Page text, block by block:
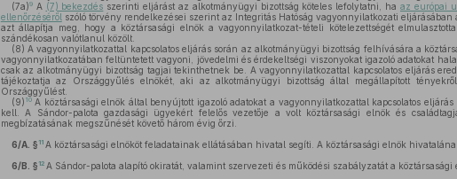
(7a)9A (7) bekezdés szerinti eljárást az alkotmányügyi bizottság köteles lefolytatni, ha az európai
ellenőrzéséről szóló törvény rendelkezései szerint az Integritás Hatóság vagyonnyilatkozati eljárásában
azt állapítja meg, hogy a köztársasági elnök a vagyonnyilatkozat-tételi kötelezettségét
szándékosan valótlanul közölt.
(8) A vagyonnyilatkozattal kapcsolatos eljárás során az alkotmányügyi bizottság felhívására a
vagyonnyilatkozatában feltüntetett vagyoni, jövedelmi és érdekeltségi viszonyokat igazoló adatokat
csak az alkotmányügyi bizottság tagjai tekinthetnek be. A vagyonnyilatkozattal kapcsolatos eljárás
tájékoztatja az Országgyűlés elnökét, aki az alkotmányügyi bizottság által megállapított
Országgyűlést.
(9) 10A köztársasági elnök által benyújtott igazoló adatokat a vagyonnyilatkozattal kapcsolatos
kell. A Sándor-palota gazdasági ügyekért felelős vezetője a volt köztársasági elnök és
megbízatásának megszűnését követő három évig őrzi.
6/A. § 11 A köztársasági elnököt feladatainak ellátásában hivatal segíti. A köztársasági elnök
6/B. § 12 A Sándor-palota alapító okiratát, valamint szervezeti és működési szabályzatát a köztársasági